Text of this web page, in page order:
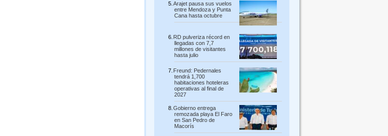
Arajet pausa sus vuelos
entre Mendoza y Punta
Cana hasta octubre
RD pulveriza récord en
llegadas con 7,7
millones de visitantes
hasta julio
Freund: Pedernales
tendrá 1,700
habitaciones hoteleras
operativas al final de
2027
Gobierno entrega
remozada playa El Faro
en San Pedro de
Macorís